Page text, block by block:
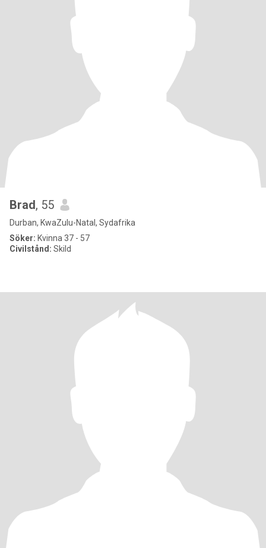
Brad, 55
Durban, KwaZulu-Natal, Sydafrika
Söker: Kvinna 37 - 57
Civilstånd: Skild